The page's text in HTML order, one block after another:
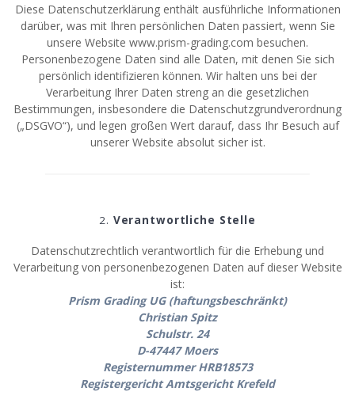
Diese Datenschutzerklärung enthält ausführliche Informationen
darüber, was mit Ihren persönlichen Daten passiert, wenn Sie
unsere Website www.prism-grading.com besuchen.
Personenbezogene Daten sind alle Daten, mit denen Sie sich
persönlich identifizieren können. Wir halten uns bei der
Verarbeitung Ihrer Daten streng an die gesetzlichen
Bestimmungen, insbesondere die Datenschutzgrundverordnung
(„DSGVO“), und legen großen Wert darauf, dass Ihr Besuch auf
unserer Website absolut sicher ist.
2. Verantwortliche Stelle
Datenschutzrechtlich verantwortlich für die Erhebung und
Verarbeitung von personenbezogenen Daten auf dieser Website
ist:
Prism Grading UG (haftungsbeschränkt)
Christian Spitz
Schulstr. 24
D-47447 Moers
Registernummer HRB18573
Registergericht Amtsgericht Krefeld